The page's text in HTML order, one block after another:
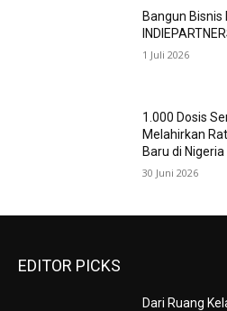
Bangun
1 Juli 2026
1.000 Dosis
Melahirkan
Baru di Nigeria
30 Juni 2026
EDITOR PICKS
Dari Ruang